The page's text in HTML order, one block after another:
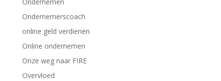
Ondernemen
Ondernemerscoach
online geld verdienen
Online ondernemen
Onze weg naar FIRE
Overvloed